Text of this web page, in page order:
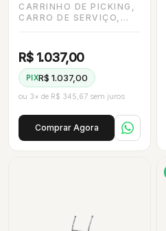
CARRINHO DE PICKING,
CARRO DE SERVIÇO,
R$ 1.037,00
PIXR$ 1.037,00
ou 3× de R$ 345,67 sem juros
Comprar Agora